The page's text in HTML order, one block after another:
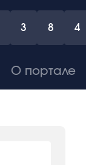
3 8 4
О портале